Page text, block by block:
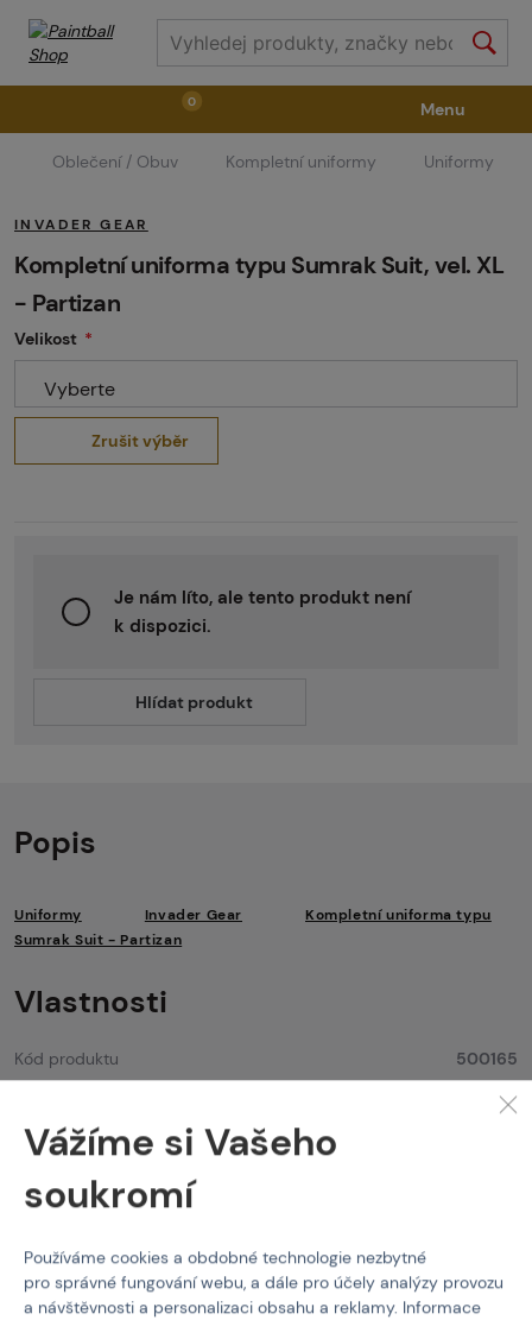
0
Zbraně Příslušenství ke zbraním Výstroj
Střelivo Masky Vzduch / CO2
Díly pro značkovače / Hřiště
Pyrotechnika II. Jakost
Menu
Oblečení / Obuv Kompletní uniformy Uniformy
INVADER GEAR
Kompletní uniforma typu Sumrak Suit, vel. XL
- Partizan
Velikost
Vyberte
Zrušit výběr
Je nám líto, ale tento produkt není
k dispozici.
Hlídat produkt
Popis
Uniformy Invader Gear
Kompletní uniforma typu
Sumrak Suit - Partizan
Vlastnosti
Kód produktu 500165
9010109346450
Velikost
Barva
Vážíme si Vašeho
soukromí
Používáme cookies a obdobné technologie nezbytné
pro správné fungování webu, a dále pro účely analýzy provozu
a návštěvnosti a personalizaci obsahu a reklamy. Informace